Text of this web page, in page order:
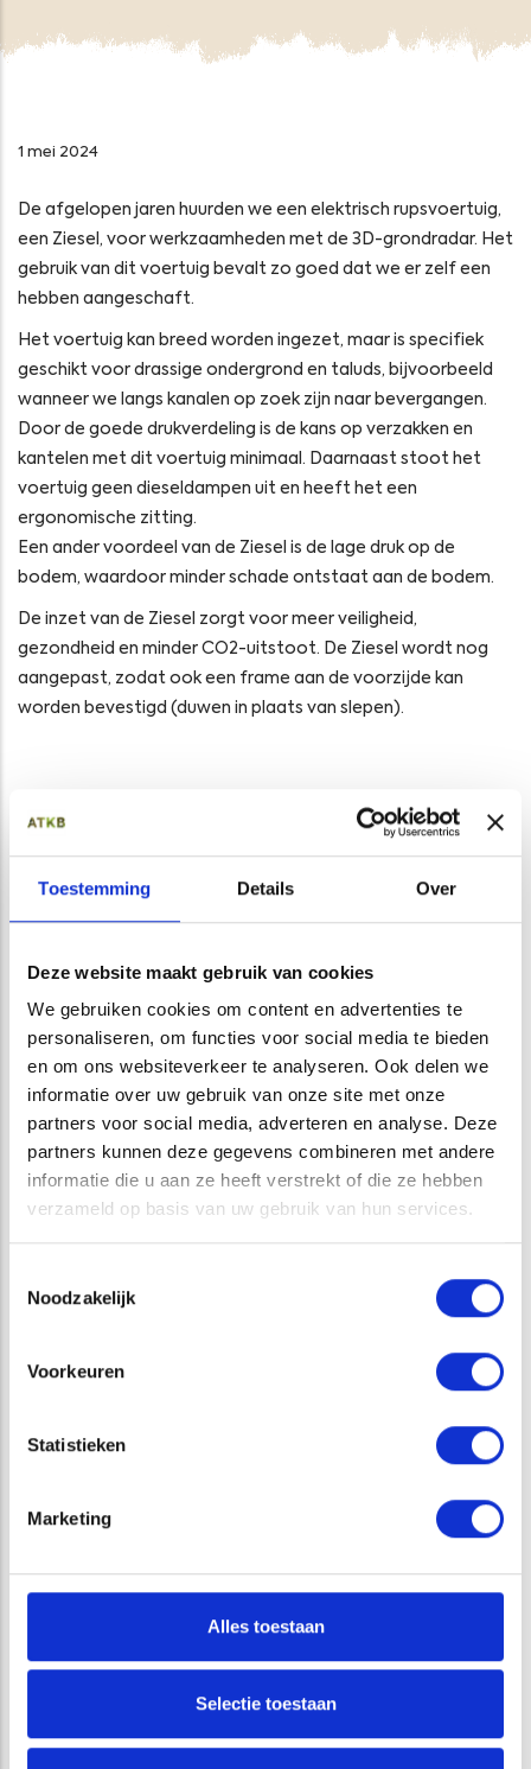
Toestemming Details Over
Deze website maakt gebruik van cookies
We gebruiken cookies om content en advertenties te
personaliseren, om functies voor social media te bieden
en om ons websiteverkeer te analyseren. Ook delen we
informatie over uw gebruik van onze site met onze
partners voor social media, adverteren en analyse. Deze
partners kunnen deze gegevens combineren met andere
informatie die u aan ze heeft verstrekt of die ze hebben
verzameld op basis van uw gebruik van hun services.
Noodzakelijk
Voorkeuren
Statistieken
Marketing
Alles toestaan
Selectie toestaan
1 mei 2024
De afgelopen jaren huurden we een elektrisch rupsvoertuig,
een Ziesel, voor werkzaamheden met de 3D-grondradar. Het
gebruik van dit voertuig bevalt zo goed dat we er zelf een
hebben aangeschaft.
Het voertuig kan breed worden ingezet, maar is specifiek
geschikt voor drassige ondergrond en taluds, bijvoorbeeld
wanneer we langs kanalen op zoek zijn naar bevergangen.
Door de goede drukverdeling is de kans op verzakken en
kantelen met dit voertuig minimaal. Daarnaast stoot het
voertuig geen dieseldampen uit en heeft het een
ergonomische zitting.
Een ander voordeel van de Ziesel is de lage druk op de
bodem, waardoor minder schade ontstaat aan de bodem.
De inzet van de Ziesel zorgt voor meer veiligheid,
gezondheid en minder CO2-uitstoot. De Ziesel wordt nog
aangepast, zodat ook een frame aan de voorzijde kan
worden bevestigd (duwen in plaats van slepen).
CATEGORIE
DIENSTEN
GEOFYSISCH ONDERZOEK